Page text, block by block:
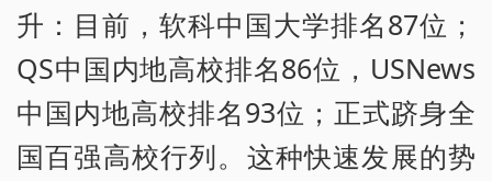
升：目前，软科中国大学排名87位；
QS中国内地高校排名86位，USNews
中国内地高校排名93位；正式跻身全
国百强高校行列。这种快速发展的势